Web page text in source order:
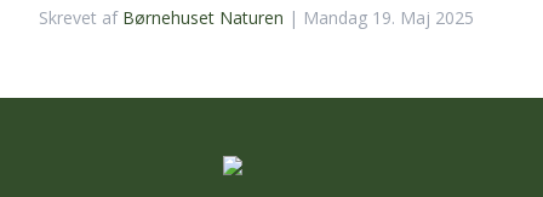
Skrevet af Børnehuset Naturen | Mandag 19. Maj 2025